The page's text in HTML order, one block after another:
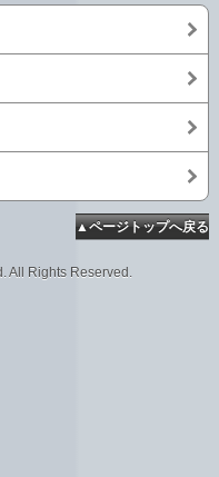
▲ページトップへ戻る
All Rights Reserved.